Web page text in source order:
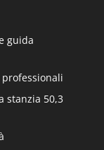
guida
stanzia 50,3